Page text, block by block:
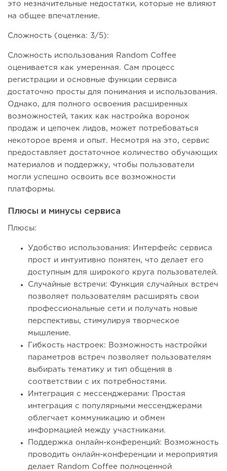
это незначительные недостатки, которые не влияют
на общее впечатление.
Сложность (оценка: 3/5):
Сложность использования Random Coffee
оценивается как умеренная. Сам процесс
регистрации и основные функции сервиса
достаточно просты для понимания и использования.
Однако, для полного освоения расширенных
возможностей, таких как настройка воронок
продаж и цепочек лидов, может потребоваться
некоторое время и опыт. Несмотря на это, сервис
предоставляет достаточное количество обучающих
материалов и поддержку, чтобы пользователи
могли успешно освоить все возможности
платформы.
Плюсы и минусы сервиса
Плюсы:
Удобство использования: Интерфейс сервиса
прост и интуитивно понятен, что делает его
доступным для широкого круга пользователей.
Случайные встречи: Функция случайных встреч
позволяет пользователям расширять свои
профессиональные сети и получать новые
перспективы, стимулируя творческое
мышление.
Гибкость настроек: Возможность настройки
параметров встреч позволяет пользователям
выбирать тематику и тип общения в
соответствии с их потребностями.
Интеграция с мессенджерами: Простая
интеграция с популярными мессенджерами
облегчает коммуникацию и обмен
информацией между участниками.
Поддержка онлайн-конференций: Возможность
проводить онлайн-конференции и мероприятия
делает Random Coffee полноценной